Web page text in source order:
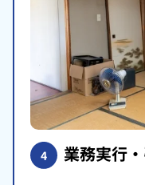
4 業務実行